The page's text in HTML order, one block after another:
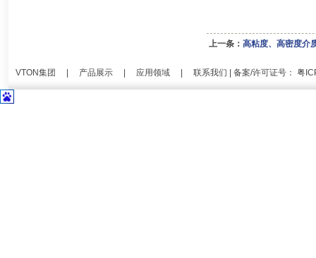
上一条： 高粘度、高密度介
VTON集团 产品展示 应用领域 联系我们 | 备案/许可证号： 粤